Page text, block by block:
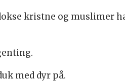
kristne og muslimer
med dyr på.